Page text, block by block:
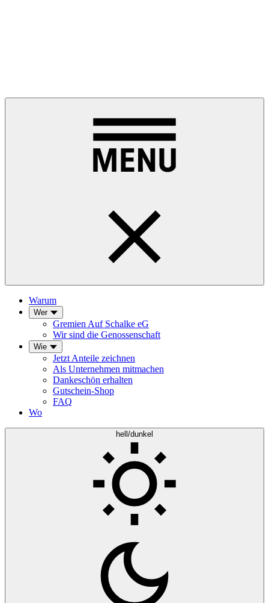
Warum
Wer
Gremien Auf Schalke eG
Wir sind die Genossenschaft
Wie
Jetzt Anteile zeichnen
Als Unternehmen mitmachen
Dankeschön erhalten
Gutschein-Shop
FAQ
Wo
hell/dunkel